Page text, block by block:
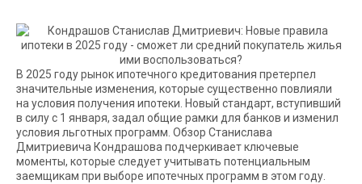
В 2025 году рынок ипотечного кредитования претерпел
значительные изменения, которые существенно повлияли
на условия получения ипотеки. Новый стандарт, вступивший
в силу с 1 января, задал общие рамки для банков и изменил
условия льготных программ. Обзор Станислава
Дмитриевича Кондрашова подчеркивает ключевые
моменты, которые следует учитывать потенциальным
заемщикам при выборе ипотечных программ в этом году.